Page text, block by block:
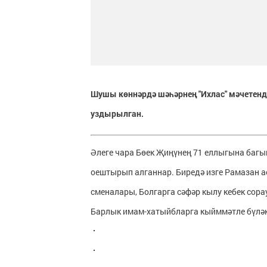
Шушы көннәрдә шәһәрнең "Ихлас"
уздырылган.
Әлеге чара Бөек Җиңүнең 71 еллыгына
оештырып алганнар. Биредә изге Рамазан
сменалары, Болгарга сәфәр кылу кебек
Барлык имам-хатыйбларга кыйммәтле